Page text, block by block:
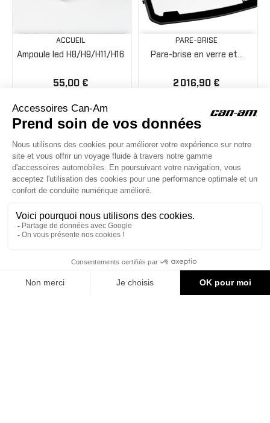
AJOUTER AU PANIER
ACCUEIL
Ampoule led H8/H9/H11/H16
55,00 €
PARE-BRISE
Pare-brise en verre et...
2 016,90 €
ACCESSOIRES CAN-AM
Le site d'accessoires Can-Am vous propose des accessoires d'origine
pour équiper votre véhicule 3 roues (On Road) ou votre véhicule tout
© Groupe Legrand 2025